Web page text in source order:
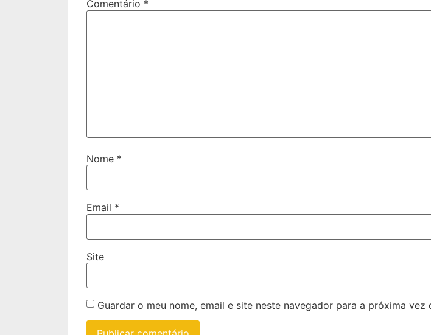
Comentário *
Nome *
Email *
Site
Guardar o meu nome, email e site neste navegador para a próxima vez